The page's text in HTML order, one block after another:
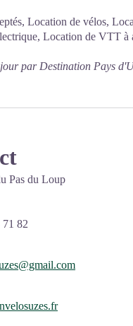
Location de vélos,
Location de VTT à
par Destination Pays
Pas du Loup
82